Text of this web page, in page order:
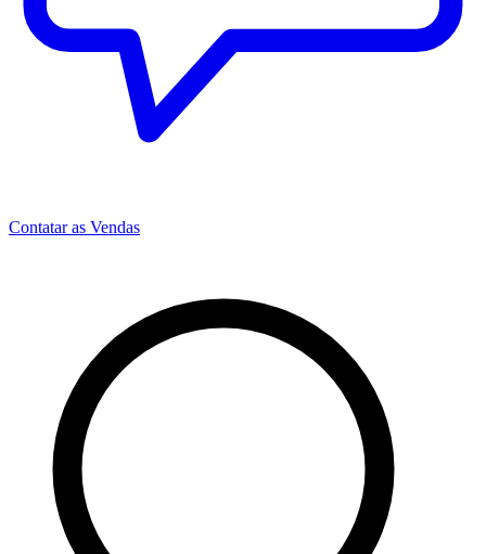
Contatar as Vendas